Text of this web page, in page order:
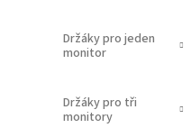
Držáky pro jeden
monitor
Držáky pro tři
monitory